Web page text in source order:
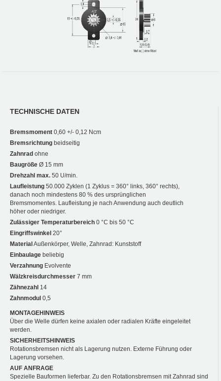
TECHNISCHE DATEN
Bremsmoment 0,60 +/- 0,12 Ncm
Bremsrichtung beidseitig
Zahnrad ohne
Baugröße Ø 15 mm
Drehzahl max. 50 U/min.
Laufleistung 50.000 Zyklen (1 Zyklus = 360° links, 360° rechts),
danach noch mindestens 80 % des ursprünglichen
Bremsmomentes. Laufleistung je nach Anwendung auch deutlich
höher oder niedriger.
Zulässiger Temperaturbereich 0 °C bis 50 °C
Eingriffswinkel 20°
Material Außenkörper, Welle, Zahnrad: Kunststoff
Einbaulage beliebig
Verzahnung Evolvente
Wälzkreisdurchmesser 7 mm
Zähnezahl 14
Zahnmodul 0,5
MONTAGEHINWEIS
Über die Welle dürfen keine axialen oder radialen Kräfte eingeleitet
werden.
SICHERHEITSHINWEIS
Rotationsbremsen nicht als Lagerung nutzen. Externe Führung oder
Lagerung vorsehen.
AUF ANFRAGE
Spezielle Bauformen lieferbar. Zu den Rotationsbremsen mit Zahnrad sind